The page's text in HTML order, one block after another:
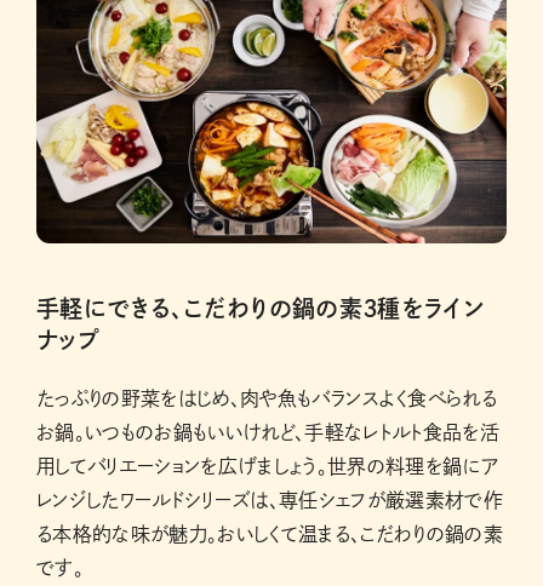
手軽にできる、こだわりの鍋の素３種をライン
ナップ
たっぷりの野菜をはじめ、肉や魚もバランスよく食べられる
お鍋。いつものお鍋もいいけれど、手軽なレトルト食品を活
用してバリエーションを広げましょう。世界の料理を鍋にア
レンジしたワールドシリーズは、専任シェフが厳選素材で作
る本格的な味が魅力。おいしくて温まる、こだわりの鍋の素
です。